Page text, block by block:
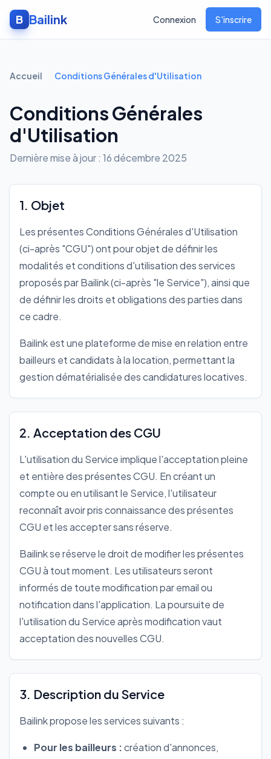
B Bailink Connexion S'inscrire
Accueil Conditions Générales d'Utilisation
Conditions Générales
d'Utilisation
Dernière mise à jour : 16 décembre 2025
1. Objet
Les présentes Conditions Générales d'Utilisation
(ci-après "CGU") ont pour objet de définir les
modalités et conditions d'utilisation des services
proposés par Bailink (ci-après "le Service"), ainsi que
de définir les droits et obligations des parties dans
ce cadre.
Bailink est une plateforme de mise en relation entre
bailleurs et candidats à la location, permettant la
gestion dématérialisée des candidatures locatives.
2. Acceptation des CGU
L'utilisation du Service implique l'acceptation pleine
et entière des présentes CGU. En créant un
compte ou en utilisant le Service, l'utilisateur
reconnaît avoir pris connaissance des présentes
CGU et les accepter sans réserve.
Bailink se réserve le droit de modifier les présentes
CGU à tout moment. Les utilisateurs seront
informés de toute modification par email ou
notification dans l'application. La poursuite de
l'utilisation du Service après modification vaut
acceptation des nouvelles CGU.
3. Description du Service
Bailink propose les services suivants :
Pour les bailleurs :création d'annonces,